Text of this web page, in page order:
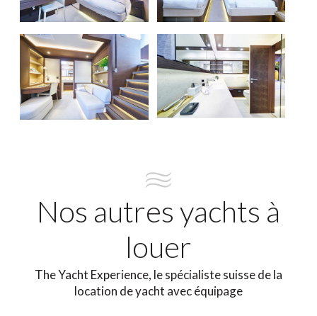
Nos autres yachts à
louer
The Yacht Experience, le spécialiste suisse de la
location de yacht avec équipage